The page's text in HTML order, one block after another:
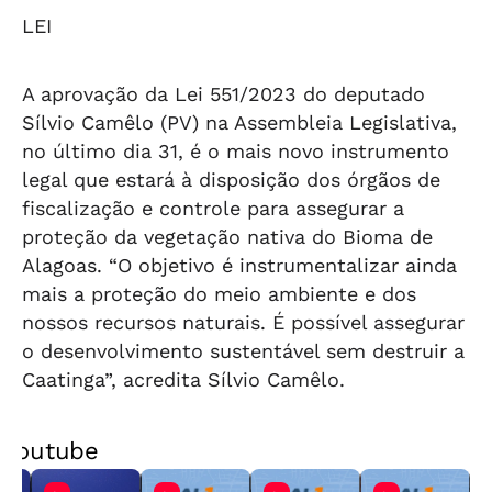
LEI
A aprovação da Lei 551/2023 do deputado
Sílvio Camêlo (PV) na Assembleia Legislativa,
no último dia 31, é o mais novo instrumento
legal que estará à disposição dos órgãos de
fiscalização e controle para assegurar a
proteção da vegetação nativa do Bioma de
Alagoas. “O objetivo é instrumentalizar ainda
mais a proteção do meio ambiente e dos
nossos recursos naturais. É possível assegurar
o desenvolvimento sustentável sem destruir a
Caatinga”, acredita Sílvio Camêlo.